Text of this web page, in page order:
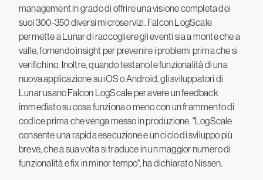
management in grado di offrire una visione completa dei
suoi 300-350 diversi microservizi. Falcon LogScale
permette a Lunar di raccogliere gli eventi sia a monte che a
valle, fornendo insight per prevenire i problemi prima che si
verifichino. Inoltre, quando testano le funzionalità di una
nuova applicazione su iOS o Android, gli sviluppatori di
Lunar usano Falcon LogScale per avere un feedback
immediato su cosa funziona o meno con un frammento di
codice prima che venga messo in produzione. "LogScale
consente una rapida esecuzione e un ciclo di sviluppo più
breve, che a sua volta si traduce in un maggior numero di
funzionalità e fix in minor tempo", ha dichiarato Nissen.